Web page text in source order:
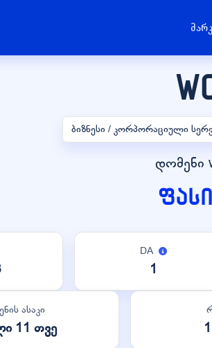
ბიზნესი / კორპორაციული
დომენი
DA
1
ასაკი
11 თვე